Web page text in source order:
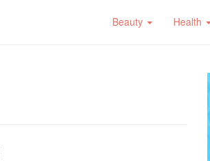
Beauty Health